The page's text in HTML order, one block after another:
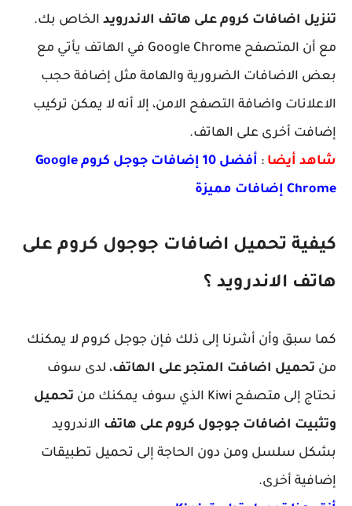
تنزيل اضافات كروم على هاتف الاندرويد الخاص بك.
مع أن المتصفح Google Chrome في الهاتف يأتي مع
بعض الاضافات الضرورية والهامة مثل إضافة حجب
الاعلانات واضافة التصفح الامن، إلا أنه لا يمكن تركيب
إضافت أخرى على الهاتف.
شاهد أيضا :
أفضل 10 إضافات جوجل كروم Google
Chrome إضافات مميزة
كيفية تحميل اضافات جوجول كروم على
هاتف الاندرويد ؟
كما سبق وأن أشرنا إلى ذلك فإن جوجل كروم لا يمكنك
من تحميل اضافت المتجر على الهاتف، لدى سوف
نحتاج إلى متصفح Kiwi الذي سوف يمكنك من
تحميل
وتثبيت اضافات جوجول كروم على هاتف الاندرويد
بشكل سلسل ومن دون الحاجة إلى تحميل تطبيقات
إضافية أخرى.